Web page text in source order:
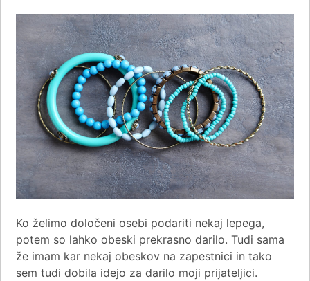
Ko želimo določeni osebi podariti nekaj lepega,
potem so lahko obeski prekrasno darilo. Tudi sama
že imam kar nekaj obeskov na zapestnici in tako
sem tudi dobila idejo za darilo moji prijateljici.